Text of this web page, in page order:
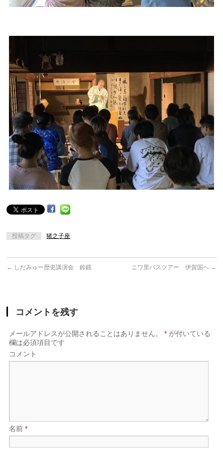
投稿タグ 猪之子座
← しだみゅー歴史講演会 鈴鏡 ニワ里バスツアー 伊賀国へ →
コメントを残す
メールアドレスが公開されることはありません。 * が付いている
欄は必須項目です
コメント
名前*